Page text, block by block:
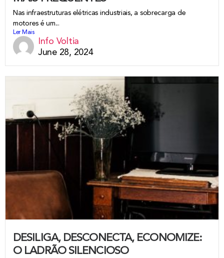
Nas infraestruturas elétricas industriais, a sobrecarga de
motores é um...
Ler Mais
Info Voltia
June 28, 2024
DESILIGA, DESCONECTA, ECONOMIZE:
O LADRÃO SILENCIOSO